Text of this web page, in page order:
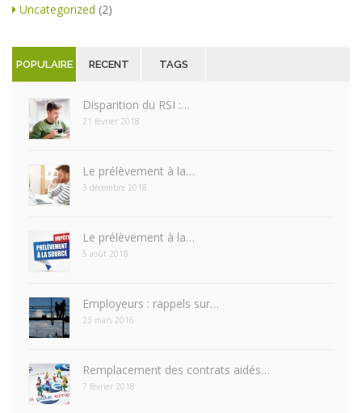
Uncategorized (2)
POPULAIRE RECENT TAGS
Disparition du RSI :…
21 février 2018
Le prélèvement à la…
3 décembre 2018
Le prélèvement à la…
5 août 2018
Employeurs : rappels sur…
23 mars 2016
Remplacement des contrats aidés…
7 février 2018